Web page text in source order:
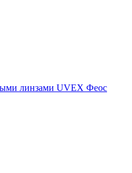
линзами UVEX Феос